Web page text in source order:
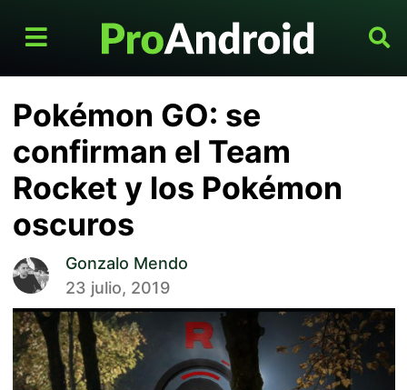
Pokémon GO: se
confirman el Team
Rocket y los Pokémon
oscuros
Gonzalo Mendo
23 julio, 2019